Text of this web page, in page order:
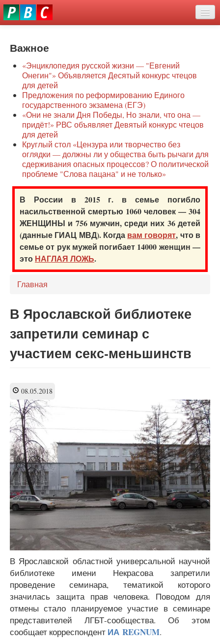
Перейти
к
О нас
Защита семей
Образование
Наше сопротивление
Регионы
Видео
Важное
«Энциклопедия русской жизни — "Евгений
Онегин"» Объявляется Десятый конкурс чтецов
для детей
Предложения по реформированию Единого
государственного экзамена (ЕГЭ)
«Они не знали Дня Победы, Но знали, что она —
придёт!» РВС объявляет Девятый конкурс чтецов
для детей
Круглый стол «Цензура или творчество без
оглядки — должны ли у общества быть рычаги для
сдерживания опасных процессов? О политической
проблеме "Слова пацана" и не только»
В России в 2015 г. в семье погибло
насильственной смертью 1060 человек — 304
ЖЕНЩИНЫ и 756 мужчин, среди них 36 детей
(данные ГИАЦ МВД). Когда вам говорят, что в
семье от рук мужей погибает 14000 женщин —
это НАГЛАЯ ЛОЖЬ.
Главная
В Ярославской библиотеке
запретили семинар с
участием секс-меньшинств
08.05.2018
В Ярославской областной универсальной научной
библиотеке имени Некрасова запретили
проведение семинара, тематикой которого
значилась защита прав человека. Поводом для
отмены стало планируемое участие в семинаре
представителей ЛГБТ-сообщества. Об этом
сообщает корреспондент ИА REGNUM.